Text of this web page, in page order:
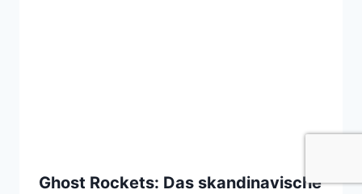
Ghost Rockets: Das skandinavische